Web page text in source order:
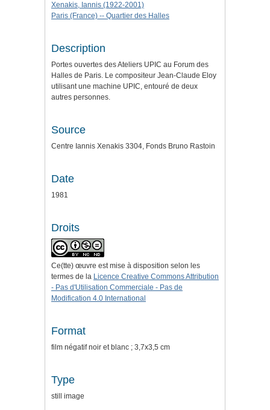
Xenakis, Iannis (1922-2001)
Paris (France) -- Quartier des Halles
Description
Portes ouvertes des Ateliers UPIC au Forum des
Halles de Paris. Le compositeur Jean-Claude Eloy
utilisant une machine UPIC, entouré de deux
autres personnes.
Source
Centre Iannis Xenakis 3304, Fonds Bruno Rastoin
Date
1981
Droits
Ce(tte) œuvre est mise à disposition selon les
termes de la Licence Creative Commons Attribution
- Pas d'Utilisation Commerciale - Pas de
Modification 4.0 International
Format
film négatif noir et blanc ; 3,7x3,5 cm
Type
still image